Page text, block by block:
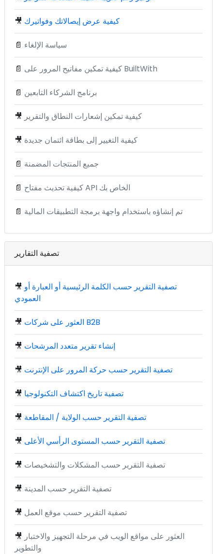
🎥 كيفية عرض إيصالاتك وفواتيرك
📄 سياسة الإلغاء
📄 كيفية تمكين مفاتيح المرور على BuiltWith
📄 برنامج الشركاء التابعين
🎥 كيفية تمكين إشعارات النطاق والتقرير
🎥 كيفية التغيير إلى بطاقة ائتمان جديدة
📄 جميع المنتجات المضمنة
📄 كيفية تحديث مفتاح API الخاص بك
📄 تم إنشاؤه باستخدام واجهة برمجة التطبيقات المالية
تصفية التقارير
🎥 تصفية التقرير حسب الكلمة الرئيسية أو العبارة أو
العمودي
🎥 العثور على شركات B2B
🎥 إنشاء تقرير متعدد المرشحات
🎥 تصفية التقرير حسب حركة المرور على الإنترنت
🎥 تصفية تاريخ اكتشاف التكنولوجيا
🎥 تصفية التقرير حسب الولاية / المقاطعة
🎥 تصفية التقرير حسب المستوى الرأسي الأعلى
🎥 تصفية التقرير حسب المشكلات والتشخيصات
🎥 تصفية التقرير حسب المدينة
🎥 تصفية التقرير حسب موقع العمل
🎥 العثور على مواقع الويب في مرحلة التجهيز والاختبار
والتطوير